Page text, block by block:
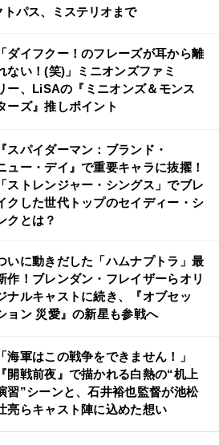
パス、ミステリオまで
「ダイフクー！のフレーズが耳から離
ない！(笑)」ミニオンズファミ
ー、LiSAの『ミニオンズ＆モンス
ーズ』推しポイント
『スパイダーマン：ブランド・
ュー・デイ』で重要キャラに抜擢！
「ストレンジャー・シングス」でブレ
クした世代トップのセイディー・シ
クとは？
いに動きだした「ハムナプトラ」最
作！ブレンダン・フレイザーらオリ
ナルキャストに続き、『オブセッ
ョン 災愛』の新星も参戦へ
「海軍はこの戦争をできません！」
『開戦前夜』で描かれる白熱の“机上
習”シーンと、石井裕也監督が池松
亮らキャスト陣に込めた想い